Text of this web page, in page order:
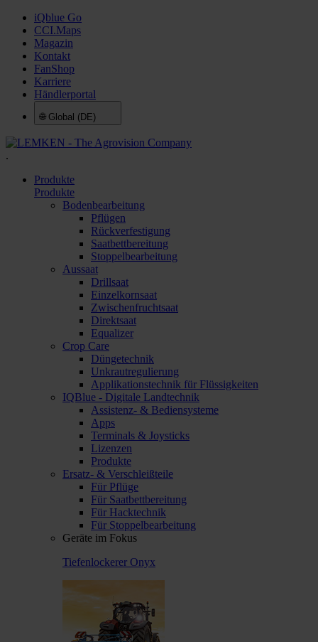
iQblue Go
CCI.Maps
Magazin
Kontakt
FanShop
Karriere
Händlerportal
🌐 Global (DE)
.
Produkte
Produkte
Bodenbearbeitung
Pflügen
Rückverfestigung
Saatbettbereitung
Stoppelbearbeitung
Aussaat
Drillsaat
Einzelkornsaat
Zwischenfruchtsaat
Direktsaat
Equalizer
Crop Care
Düngetechnik
Unkrautregulierung
Applikationstechnik für Flüssigkeiten
IQBlue - Digitale Landtechnik
Assistenz- & Bediensysteme
Apps
Terminals & Joysticks
Lizenzen
Produkte
Ersatz- & Verschleißteile
Für Pflüge
Für Saatbettbereitung
Für Hacktechnik
Für Stoppelbearbeitung
Geräte im Fokus
Tiefenlockerer Onyx